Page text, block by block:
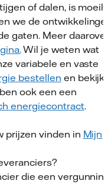
of dalen, is
we de
gaten. Meer
Wil je weten wat
variabele en vaste
bestellen en bekijk
ook een een
energiecontract.
prijzen vinden in Mijn
die een